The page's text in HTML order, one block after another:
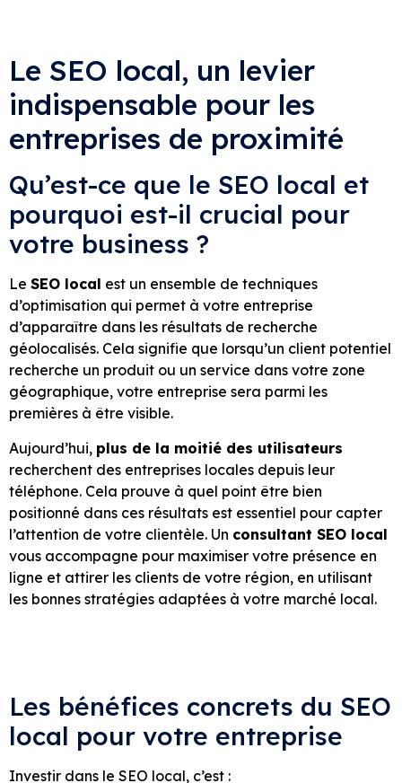
Le SEO local, un levier
indispensable pour les
entreprises de proximité
Qu’est-ce que le SEO local et
pourquoi est-il crucial pour
votre business ?
Le SEO local est un ensemble de techniques
d’optimisation qui permet à votre entreprise
d’apparaître dans les résultats de recherche
géolocalisés. Cela signifie que lorsqu’un client potentiel
recherche un produit ou un service dans votre zone
géographique, votre entreprise sera parmi les
premières à être visible.
Aujourd’hui, plus de la moitié des utilisateurs
recherchent des entreprises locales depuis leur
téléphone. Cela prouve à quel point être bien
positionné dans ces résultats est essentiel pour capter
l’attention de votre clientèle. Un consultant SEO local
vous accompagne pour maximiser votre présence en
ligne et attirer les clients de votre région, en utilisant
les bonnes stratégies adaptées à votre marché local.
Les bénéfices concrets du SEO
local pour votre entreprise
Investir dans le SEO local, c’est :